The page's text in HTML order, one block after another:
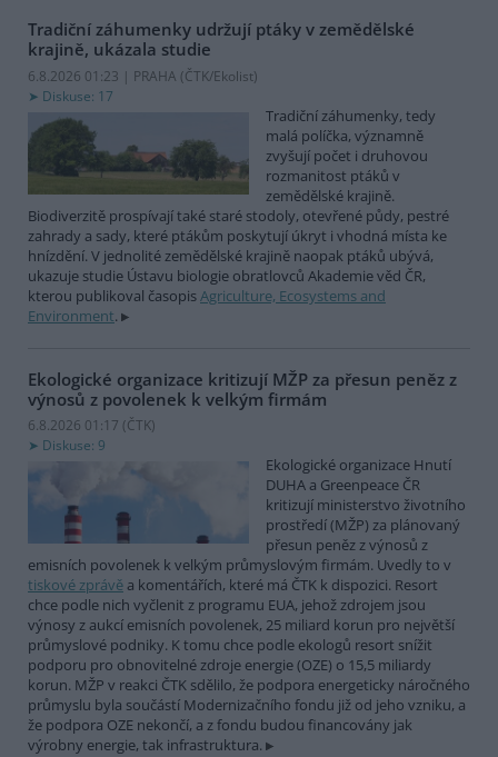
Tradiční záhumenky udržují ptáky v zemědělské
krajině, ukázala studie
6.8.2026 01:23 | PRAHA (ČTK/Ekolist)
Diskuse: 17
Tradiční záhumenky, tedy
malá políčka, významně
zvyšují počet i druhovou
rozmanitost ptáků v
zemědělské krajině.
Biodiverzitě prospívají také staré stodoly, otevřené půdy, pestré
zahrady a sady, které ptákům poskytují úkryt i vhodná místa ke
hnízdění. V jednolité zemědělské krajině naopak ptáků ubývá,
ukazuje studie Ústavu biologie obratlovců Akademie věd ČR,
kterou publikoval časopisAgriculture, Ecosystems and
Environment.
Ekologické organizace kritizují MŽP za přesun peněz z
výnosů z povolenek k velkým firmám
6.8.2026 01:17 (ČTK)
Diskuse: 9
Ekologické organizace Hnutí
DUHA a Greenpeace ČR
kritizují ministerstvo životního
prostředí (MŽP) za plánovaný
přesun peněz z výnosů z
emisních povolenek k velkým průmyslovým firmám. Uvedly to v
tiskové zprávě a komentářích, které má ČTK k dispozici. Resort
chce podle nich vyčlenit z programu EUA, jehož zdrojem jsou
výnosy z aukcí emisních povolenek, 25 miliard korun pro největší
průmyslové podniky. K tomu chce podle ekologů resort snížit
podporu pro obnovitelné zdroje energie (OZE) o 15,5 miliardy
korun. MŽP v reakci ČTK sdělilo, že podpora energeticky náročného
průmyslu byla součástí Modernizačního fondu již od jeho vzniku, a
že podpora OZE nekončí, a z fondu budou financovány jak
výrobny energie, tak infrastruktura.